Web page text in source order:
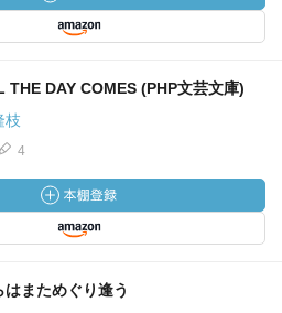
THE DAY COMES (PHP文芸文庫)
枝
4
まためぐり逢う